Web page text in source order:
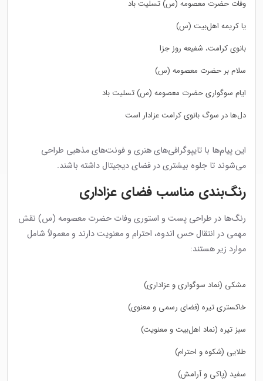
وفات حضرت معصومه (س) تسلیت باد
یا کریمه اهل‌بیت (س)
بانوی کرامت، شفیعه روز جزا
سلام بر حضرت معصومه (س)
ایام سوگواری حضرت معصومه (س) تسلیت باد
دل‌ها در سوگ بانوی کرامت عزادار است
این پیام‌ها با تایپوگرافی‌های هنری و فونت‌های مذهبی طراحی
می‌شوند تا جلوه بیشتری در فضای دیجیتال داشته باشند.
رنگ‌بندی مناسب فضای عزاداری
رنگ‌ها در طراحی پست و استوری وفات حضرت معصومه (س) نقش
مهمی در انتقال حس اندوه، احترام و معنویت دارند و معمولاً شامل
موارد زیر هستند:
مشکی (نماد سوگواری و عزاداری)
خاکستری تیره (فضای رسمی و معنوی)
سبز تیره (نماد اهل‌بیت و معنویت)
طلایی (شکوه و احترام)
سفید (پاکی و آرامش)